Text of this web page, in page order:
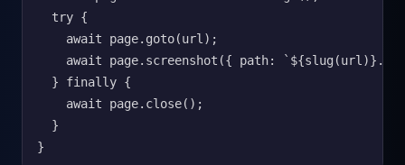
  try {
    await page.goto(url);
await page.screenshot({ path:
  } finally {
    await page.close();
  }
}